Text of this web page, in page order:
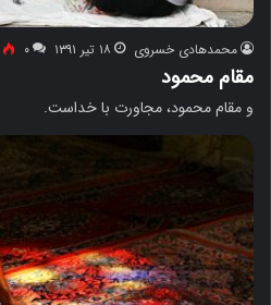
محمدهادی خسروی ۱۸ تیر ۱۳۹۱ ۰
مقام محمود
و مقام محمود، مجاورت با خداست.